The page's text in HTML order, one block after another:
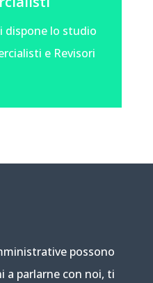
dispone lo studio
e Revisori
possono
a parlarne con noi, ti